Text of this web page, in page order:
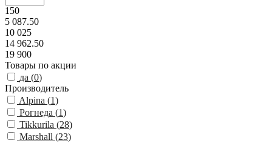
150
5 087.50
10 025
14 962.50
19 900
Товары по акции
да (0)
Производитель
Alpina (1)
Рогнеда (1)
Tikkurila (28)
Marshall (23)